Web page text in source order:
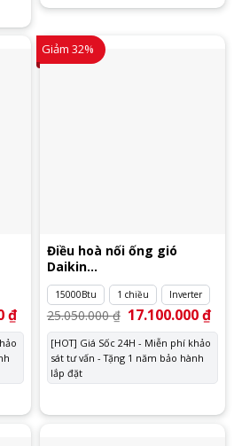
₫Giá
tại
28.800.000 ₫.
Giảm 32%
Điều hoà nối ống gió
Daikin
FBFC40DVM9/RZFC40DVM
15000Btu 1 chiều Inverter
25.050.000₫ Giá
gốc
là:
25.050.000 ₫.
17.100.000₫Giá
tại
[HOT] Giá Sốc 24H - Miễn phí khảo
sát tư vấn - Tặng 1 năm bảo hành
lắp đặt